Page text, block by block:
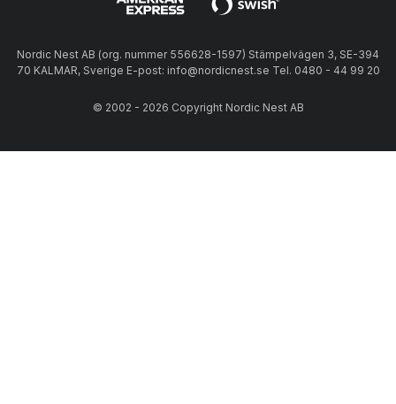
Nordic Nest AB (org. nummer 556628-1597) Stämpelvägen 3, SE-394
70 KALMAR, Sverige E-post: info@nordicnest.se Tel. 0480 - 44 99 20
© 2002 - 2026 Copyright Nordic Nest AB